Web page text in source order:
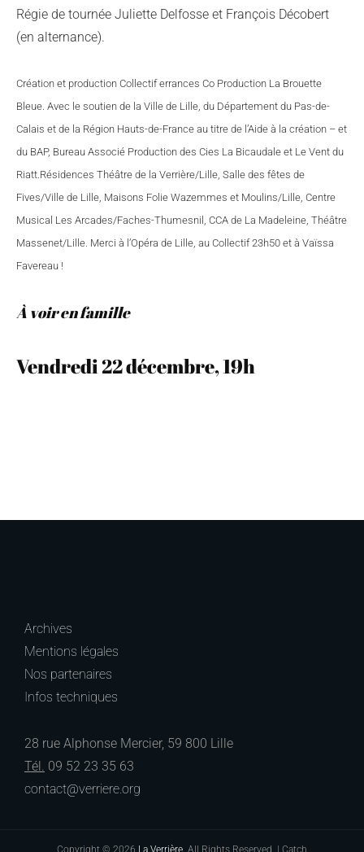
Régie de tournée Juliette Delfosse et François Décobert
(en alternance).
Création et production Collectif errances Co Production La Brouette
Bleue. Avec le soutien de la Ville de Lille, du Département du Pas-de-
Calais et de la Région Hauts-de-France au titre de l’Aide à la création – et
du BAP, Bureau Associé Production des Cies La Bicaudale et Le Vent du
Riatt.Résidences Théâtre de la Verrière/Lille, Salle des fêtes de
Fives/Ville de Lille, Maisons Folie Wazemmes et Moulins/Lille, Centre
Musical Les Arcades/Faches-Thumesnil, CCA de La Madeleine, Théâtre
Massenet/Lille. Merci à l’Opéra de Lille, au Collectif 23h50 et à Vaïssa
Favereau !
À voir en famille
Vendredi 22 décembre, 19h
Archives
Mentions légales
Nos partenaires
Infos techniques
28 rue Alphonse Mercier, 59 800 Lille
Tél. 09 52 23 35 63
contact@verriere.org
Copyright © 2026 La Verrière . All Rights Reserved. | Catch